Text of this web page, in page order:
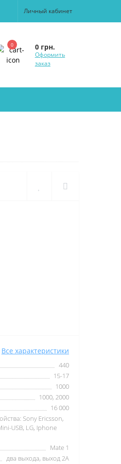
Личный кабинет
0 0 грн.
Оформить
заказ
Все характеристики
440
15-17
1000
1000, 2000
16 000
Sony Ericsson,
USB, LG, Iphone
Mate 1
два выхода, выход 2А